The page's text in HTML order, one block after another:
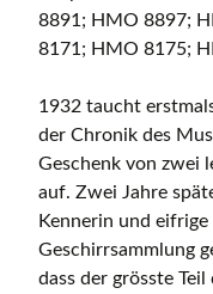
8891; HMO 8897;
8171; HMO 8175;
1932 taucht
der Chronik des
Geschenk von zwei
auf. Zwei Jahre
Kennerin und eifrige
Geschirrsammlung
dass der grösste